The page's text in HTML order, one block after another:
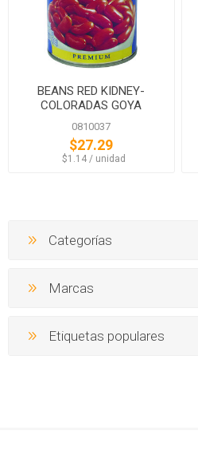
BEANS RED KIDNEY-
COLORADAS GOYA
0810037
$27.29
‏‏‎ ‎‏‏‎ ‎$1.14 / unidad
Categorías
Marcas
Etiquetas populares